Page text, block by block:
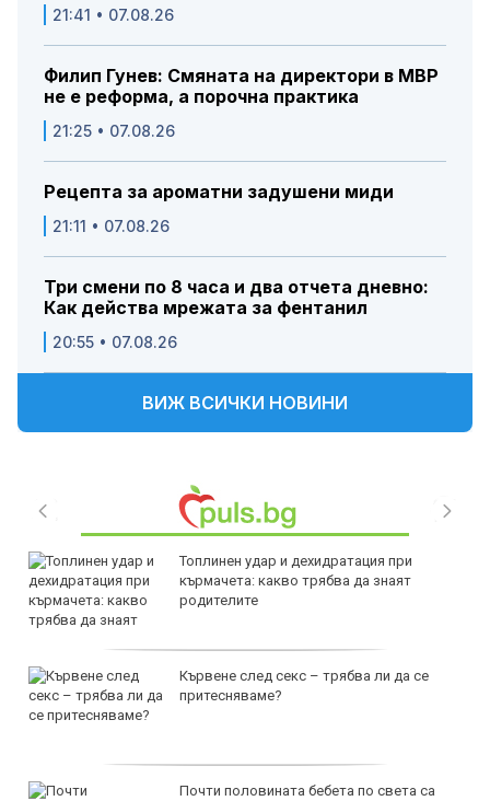
21:41 • 07.08.26
Филип Гунев: Смяната на директори в МВР
не е реформа, а порочна практика
21:25 • 07.08.26
Рецепта за ароматни задушени миди
21:11 • 07.08.26
Три смени по 8 часа и два отчета дневно:
Как действа мрежата за фентанил
20:55 • 07.08.26
ВИЖ ВСИЧКИ НОВИНИ
Топлинен удар и дехидратация при
кърмачета: какво трябва да знаят
родителите
Кървене след секс – трябва ли да се
притесняваме?
Почти половината бебета по света са